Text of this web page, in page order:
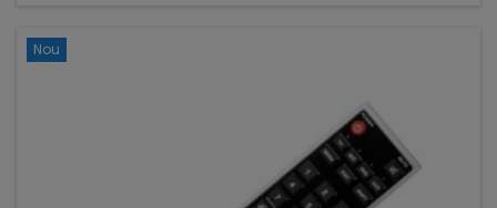
Nou